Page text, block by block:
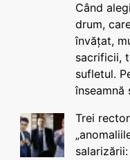
Când
drum,
învățat,
sacrificii,
sufletul.
înseamnă
Trei